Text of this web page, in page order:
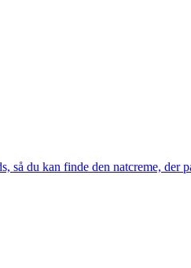
så du kan finde den natcreme, der